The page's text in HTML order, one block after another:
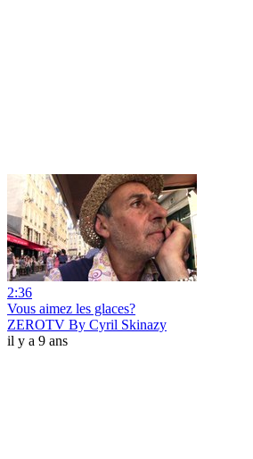
2:36
Vous aimez les glaces?
ZEROTV By Cyril Skinazy
il y a 9 ans